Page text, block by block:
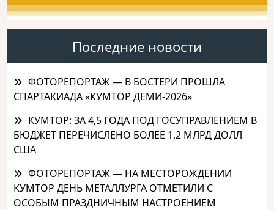
Последние новости
ФОТОРЕПОРТАЖ — В БОСТЕРИ ПРОШЛА
СПАРТАКИАДА «КУМТОР ДЕМИ-2026»
КУМТОР: ЗА 4,5 ГОДА ПОД ГОСУПРАВЛЕНИЕМ В
БЮДЖЕТ ПЕРЕЧИСЛЕНО БОЛЕЕ 1,2 МЛРД ДОЛЛ
США
ФОТОРЕПОРТАЖ — НА МЕСТОРОЖДЕНИИ
КУМТОР ДЕНЬ МЕТАЛЛУРГА ОТМЕТИЛИ С
ОСОБЫМ ПРАЗДНИЧНЫМ НАСТРОЕНИЕМ